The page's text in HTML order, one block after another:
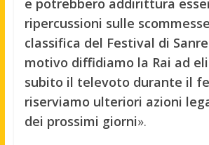
e potrebbero addirittura
ripercussioni sulle
classifica del Festival di
motivo diffidiamo la Rai ad
subito il televoto durante il
riserviamo ulteriori azioni
dei prossimi giorni».